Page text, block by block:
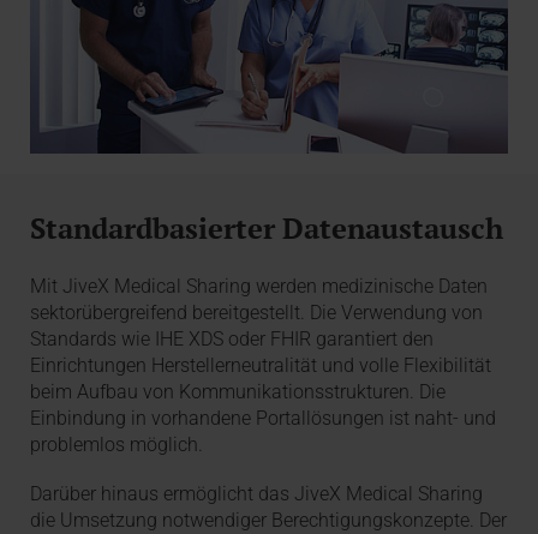
Standardbasierter Datenaustausch
Mit JiveX Medical Sharing werden medizinische Daten
sektorübergreifend bereitgestellt. Die Verwendung von
Standards wie IHE XDS oder FHIR garantiert den
Einrichtungen Herstellerneutralität und volle Flexibilität
beim Aufbau von Kommunikationsstrukturen. Die
Einbindung in vorhandene Portallösungen ist naht- und
problemlos möglich.
Darüber hinaus ermöglicht das JiveX Medical Sharing
die Umsetzung notwendiger Berechtigungskonzepte. Der